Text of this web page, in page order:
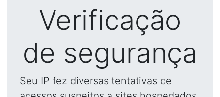
Verificação
de segurança
Seu IP fez diversas tentativas de